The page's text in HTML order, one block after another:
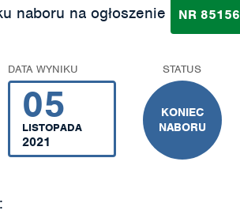
naboru na ogłoszenie NR 85156
DATA WYNIKU
05
LISTOPADA
2021
STATUS
KONIEC
NABORU